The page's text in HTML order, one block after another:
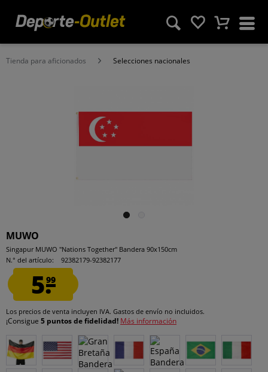
Tienda para aficionados Selecciones nacionales
MUWO
Singapur MUWO "Nations Together" Bandera 90x150cm
N.° del artículo:
92382179-92382177
5.99
Los precios de venta incluyen IVA. Gastos de envío no incluidos.
¡Consigue 5 puntos de fidelidad! Más información